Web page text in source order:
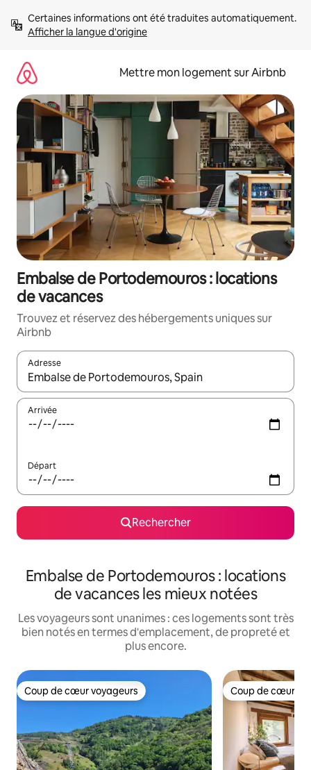
directement
Afficher la langue d'origine
Mettre mon logement sur Airbnb
Embalse de Portodemouros : locations
de vacances
Trouvez et réservez des hébergements uniques sur
Airbnb
Adresse
Lorsque les résultats s'affichent, utilisez les flèches vers le
Arrivée
Départ
Rechercher
Embalse de Portodemouros : locations
de vacances les mieux notées
Les voyageurs sont unanimes : ces logements sont très
bien notés en termes d'emplacement, de propreté et
plus encore.
Coup de cœur voyageurs
Coup de cœur voyageurs Coup de cœur
Coup de cœur